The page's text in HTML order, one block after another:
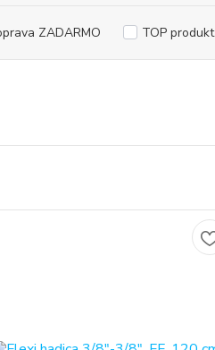
ZADARMO TOP produkt